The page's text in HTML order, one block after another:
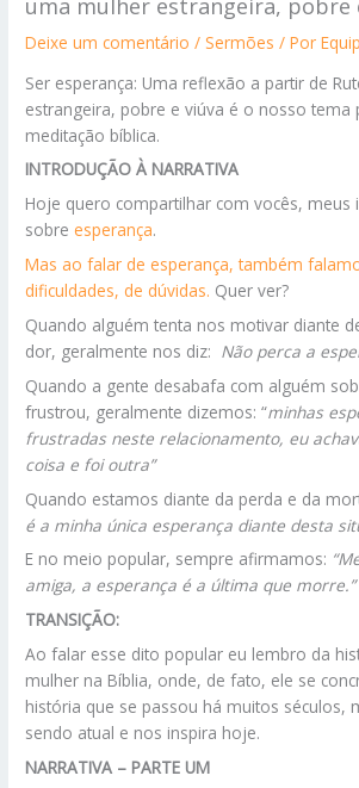
uma mulher estrangeira, pobre
Deixe um comentário /Sermões / Por
Ser esperança: Uma reflexão a partir de
estrangeira, pobre e viúva é o nosso tema
meditação bíblica.
INTRODUÇÃO À NARRATIVA
Hoje quero compartilhar com vocês, meus
sobre esperança.
Mas ao falar de esperança, também
dificuldades, de dúvidas. Quer ver?
Quando alguém tenta nos motivar diante
dor, geralmente nos diz: Não perca a
Quando a gente desabafa com alguém
frustrou, geralmente dizemos: “minhas
frustradas neste relacionamento, eu
coisa e foi outra”
Quando estamos diante da perda e da
é a minha única esperança diante desta
E no meio popular, sempre afirmamos:
amiga, a esperança é a última que morre.”
TRANSIÇÃO:
Ao falar esse dito popular eu lembro da
mulher na Bíblia, onde, de fato, ele se
história que se passou há muitos séculos,
sendo atual e nos inspira hoje.
NARRATIVA – PARTE UM